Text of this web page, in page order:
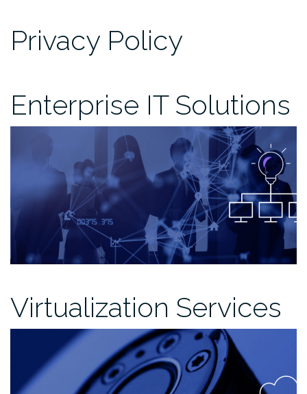
Privacy Policy
Enterprise IT Solutions
Virtualization Services